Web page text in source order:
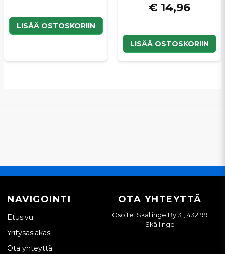
LISÄÄ OSTOSKORIIN
€ 14,96
LISÄÄ OSTOSKORIIN
NAVIGOINTI
Etusivu
Yritysasiakas
Ota yhteyttä
OTA YHTEYTTÄ
Osoite: Skällinge By 31, 432 99
Skällinge